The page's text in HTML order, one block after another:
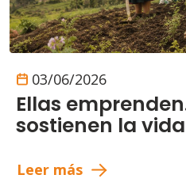
03/06/2026
Ellas
sostienen la
Leer más